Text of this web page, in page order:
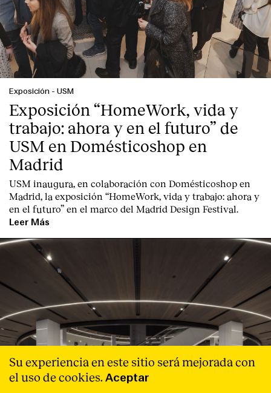
Exposición - USM
Exposición “HomeWork, vida y
trabajo: ahora y en el futuro” de
USM en Domésticoshop en
Madrid
USM inaugura, en colaboración con Domésticoshop en
Madrid, la exposición “HomeWork, vida y trabajo: ahora y
en el futuro” en el marco del Madrid Design Festival.
Leer Más
Su experiencia en este sitio será mejorada con
el uso de cookies. Aceptar